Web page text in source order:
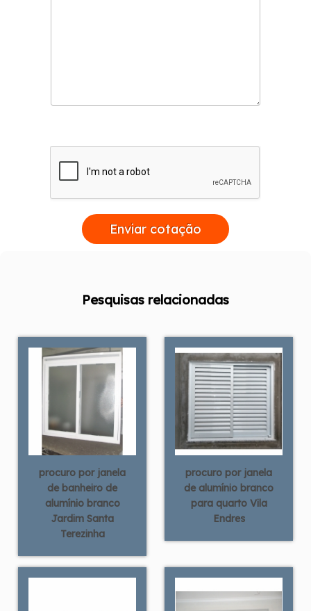
Enviar cotação
Pesquisas relacionadas
procuro por janela
de banheiro de
alumínio branco
Jardim Santa
Terezinha
procuro por janela
de alumínio branco
para quarto Vila
Endres